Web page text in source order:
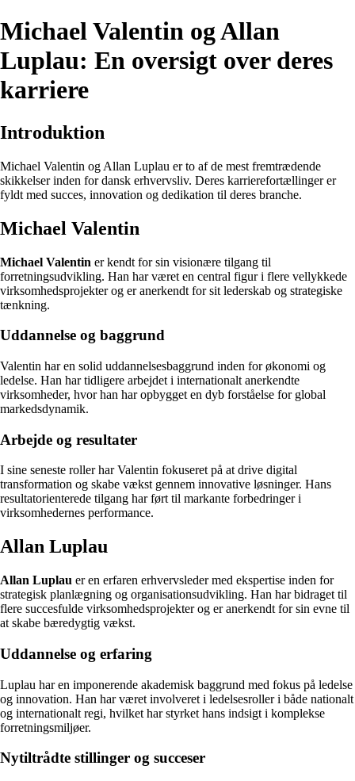
Michael Valentin og Allan
Luplau: En oversigt over deres
karriere
Introduktion
Michael Valentin og Allan Luplau er to af de mest fremtrædende
skikkelser inden for dansk erhvervsliv. Deres karrierefortællinger er
fyldt med succes, innovation og dedikation til deres branche.
Michael Valentin
Michael Valentin er kendt for sin visionære tilgang til
forretningsudvikling. Han har været en central figur i flere vellykkede
virksomhedsprojekter og er anerkendt for sit lederskab og strategiske
tænkning.
Uddannelse og baggrund
Valentin har en solid uddannelsesbaggrund inden for økonomi og
ledelse. Han har tidligere arbejdet i internationalt anerkendte
virksomheder, hvor han har opbygget en dyb forståelse for global
markedsdynamik.
Arbejde og resultater
I sine seneste roller har Valentin fokuseret på at drive digital
transformation og skabe vækst gennem innovative løsninger. Hans
resultatorienterede tilgang har ført til markante forbedringer i
virksomhedernes performance.
Allan Luplau
Allan Luplau er en erfaren erhvervsleder med ekspertise inden for
strategisk planlægning og organisationsudvikling. Han har bidraget til
flere succesfulde virksomhedsprojekter og er anerkendt for sin evne til
at skabe bæredygtig vækst.
Uddannelse og erfaring
Luplau har en imponerende akademisk baggrund med fokus på ledelse
og innovation. Han har været involveret i ledelsesroller i både nationalt
og internationalt regi, hvilket har styrket hans indsigt i komplekse
forretningsmiljøer.
Nytiltrådte stillinger og succeser